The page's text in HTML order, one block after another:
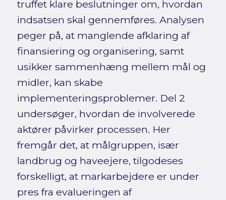
truffet klare beslutninger om, hvordan
indsatsen skal gennemføres. Analysen
peger på, at manglende afklaring af
finansiering og organisering, samt
usikker sammenhæng mellem mål og
midler, kan skabe
implementeringsproblemer. Del 2
undersøger, hvordan de involverede
aktører påvirker processen. Her
fremgår det, at målgruppen, især
landbrug og haveejere, tilgodeses
forskelligt, at markarbejdere er under
pres fra evalueringen af